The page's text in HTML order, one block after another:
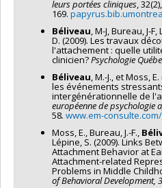
leurs portées cliniques,
169.
Béliveau, M-J, Bureau, J-
D. (2009). Les travaux
l'attachement : quelle
clinicien?Psychologie
Béliveau, M.-J., et Moss,
les événements
intergénérationnelle de
européenne de psychologie
58. www.em-
Moss, E., Bureau, J.-F.,
Lépine, S. (2009). Links
Attachment Behavior at
Attachment-related
Problems in Middle
of Behavioral Development,